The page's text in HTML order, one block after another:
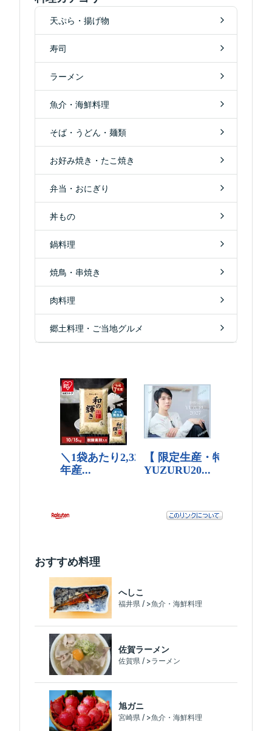
天ぷら・揚げ物
寿司
ラーメン
魚介・海鮮料理
そば・うどん・麺類
お好み焼き・たこ焼き
弁当・おにぎり
丼もの
鍋料理
焼鳥・串焼き
肉料理
郷土料理・ご当地グルメ
おすすめ料理
へしこ
福井県 / >魚介・海鮮料理
佐賀ラーメン
佐賀県 / >ラーメン
旭ガニ
宮崎県 / >魚介・海鮮料理